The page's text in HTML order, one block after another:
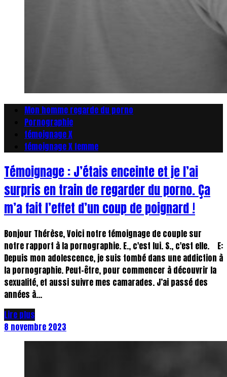
Mon homme regarde du porno
Pornographie
témoignage X
témoignage X femme
Témoignage : J’étais enceinte et je l’ai
surpris en train de regarder du porno. Ça
m’a fait l’effet d’un coup de poignard !
Bonjour Thérèse, Voici notre témoignage de couple sur
notre rapport à la pornographie. E., c'est lui. S., c'est elle. E:
Depuis mon adolescence, je suis tombé dans une addiction à
la pornographie. Peut-être, pour commencer à découvrir la
sexualité, et aussi suivre mes camarades. J’ai passé des
années à...
Lire plus
8 novembre 2023